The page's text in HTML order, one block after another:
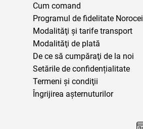
Cum comand
Programul de fidelitate Norocei
Modalităţi şi tarife transport
Modalităţi de plată
De ce să cumpăraţi de la noi
Setările de confidențialitate
Termeni şi condiţii
Îngrijirea așternuturilor